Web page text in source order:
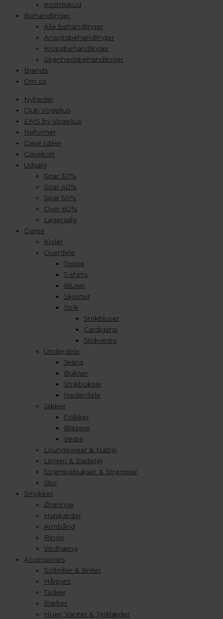
Kosttilskud
Behandlinger
Alle behandlinger
Ansigtsbehandlinger
Kropsbehandlinger
Skønhedsbehandlinger
Brands
Om os
Nyheder
Club Vogelius
EMS by Vogelius
Reformer
Gave Idéer
Gavekort
Udsalg
Spar 30%
Spar 40%
Spar 50%
Over 60%
Lagersalg
Dame
Kjoler
Overdele
Toppe
T-shirts
Bluser
Skjorter
Strik
Strikbluser
Cardigans
Strikveste
Underdele
Jeans
Bukser
Strikbukser
Nederdele
Jakker
Frakker
Blazere
Veste
Loungewear & Nattøj
Lingeri & Badetøj
Strømpebukser & Strømper
Sko
Smykker
Øreringe
Halskæder
Armbånd
Ringe
Vedhæng
Accessories
Solbriller & Briller
Hårpynt
Tasker
Bælter
Huer, Vanter & Tørklæder